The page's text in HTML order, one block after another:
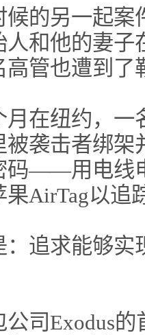
的另一起案
人和他的妻
高管也遭到了
月在纽约，
被袭击者绑
码——用电线
AirTag以追
：追求能够
司Exodus的